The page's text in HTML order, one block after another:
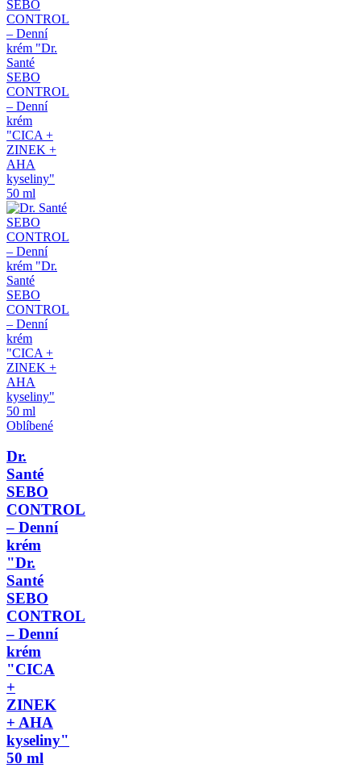
Oblíbené
Dr.
Santé
SEBO
CONTROL
– Denní
krém
"Dr.
Santé
SEBO
CONTROL
– Denní
krém
"CICA
+
ZINEK
+ AHA
kyseliny"
50 ml